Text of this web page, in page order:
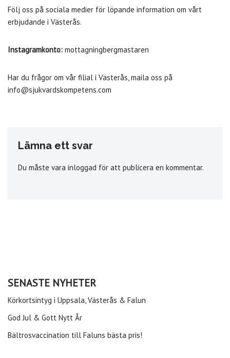
Följ oss på sociala medier för löpande information om vårt
erbjudande i Västerås.
Instagramkonto: mottagningbergmastaren
Har du frågor om vår filial i Västerås, maila oss på
info@sjukvardskompetens.com
Lämna ett svar
Du måste vara inloggad för att publicera en kommentar.
SENASTE NYHETER
Körkortsintyg i Uppsala, Västerås & Falun
God Jul & Gott Nytt År
Bältrosvaccination till Faluns bästa pris!